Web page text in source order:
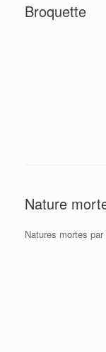
Broquette
Nature
Natures mortes